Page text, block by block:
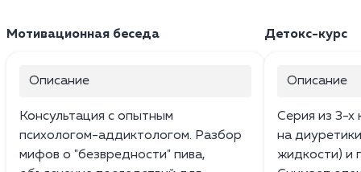
Мотивационная беседа
Описание
Консультация с опытным
психологом-аддиктологом. Разбор
мифов о "безвредности" пива,
Детокс-курс
Описание
Серия из 3-х
на
жидкости) и